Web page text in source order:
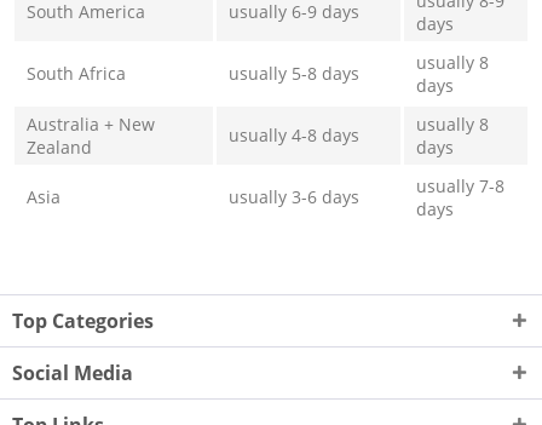
South America usually 6-9 days
days
South Africa usually 5-8 days
usually 8
days
Australia + New
Zealand
usually 4-8 days
usually 8
days
Asia usually 3-6 days
usually 7-8
days
Top Categories
Social Media